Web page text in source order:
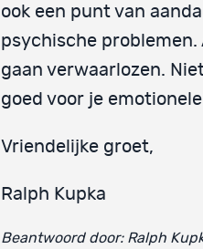
ook een punt van
psychische
gaan verwaarlozen.
goed voor je
Vriendelijke groet,
Ralph Kupka
Beantwoord door: Ralph